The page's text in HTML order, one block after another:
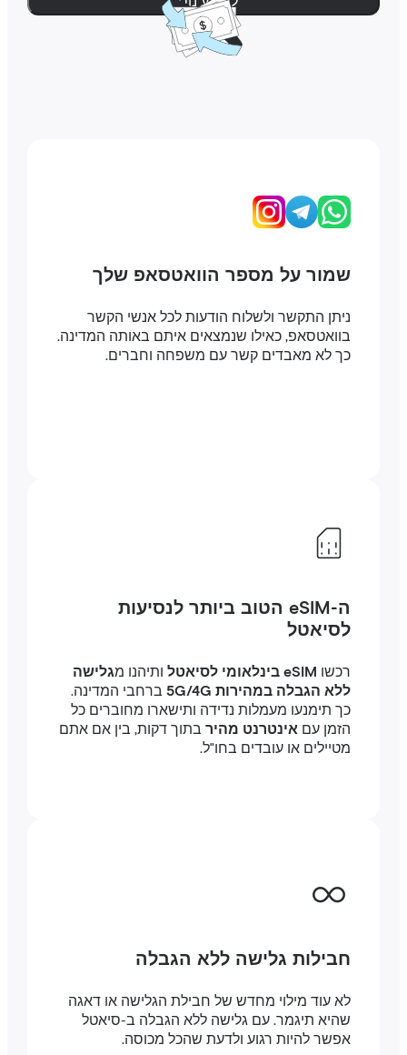
שמור על מספר הוואטסאפ שלך
ניתן התקשר ולשלוח הודעות לכל אנשי הקשר
בוואטסאפ, כאילו שנמצאים איתם באותה המדינה.
כך לא מאבדים קשר עם משפחה וחברים.
ה-eSIM הטוב ביותר לנסיעות
לסיאטל
eSIM בינלאומי לסיאטל ותיהנו מגלישה
ללא הגבלה במהירות 5G/4G
ברחבי המדינה.
כך תימנעו מעמלות נדידה ותישארו מחוברים כל
הזמן עםאינטרנט מהיר בתוך דקות, בין אם אתם
מטיילים או עובדים בחו"ל.
חבילות גלישה ללא הגבלה
לא עוד מילוי מחדש של חבילת הגלישה או דאגה
שהיא תיגמר. עם גלישה ללא הגבלה ב-סיאטל
אפשר להיות רגוע ולדעת שהכל מכוסה.